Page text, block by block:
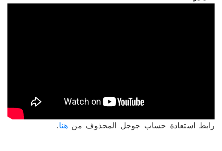
رابط استعادة حساب جوجل المحذوف من هنا.